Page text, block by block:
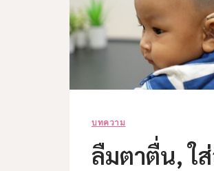
ตรวจ
ประเมิน
การ
บทความ
ลืมตาตื่น, ใ